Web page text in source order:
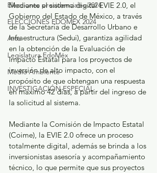
Elecciones presidenciales 2024
ELECCIONES EDOMEX 2024
Arte
Legislatura EdoMéx
Medio Ambiente
INVESTIGACIÓN ESPECIAL
Mediante el sistema digital EVIE 2.0, el
Gobierno del Estado de México, a través
de la Secretaría de Desarrollo Urbano e
Infraestructura (Sedui), garantiza agilidad
en la obtención de la Evaluación de
Impacto Estatal para los proyectos de
inversión de alto impacto, con el
propósito de que obtengan una respuesta
en máximo 42 días, a partir del ingreso de
la solicitud al sistema.
Mediante la Comisión de Impacto Estatal
(Coime), la EVIE 2.0 ofrece un proceso
totalmente digital, además se brinda a los
inversionistas asesoría y acompañamiento
técnico, lo que permite que sus proyectos